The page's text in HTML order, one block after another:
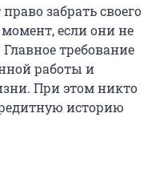
забрать своего
если они не
требование
работы и
При этом никто
историю